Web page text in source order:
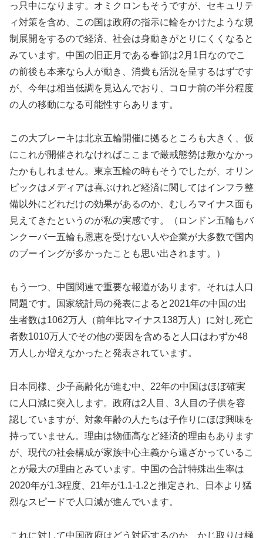
っ只中になります。オミクロンもそうですが、セキュリテ
ィ対策を含め、この国は政府の指示に輪をかけたような規
制展開をするので経済、社会は身動きがとりにくくなると
みています。中国の旧正月である春節は2月1日なのでこ
の前後も本来なら人が動き、消費も活況を呈するはずです
が、今年は相当低調を見込んでおり、コロナ前の半分程度
の人の移動になる可能性すらあります。
この大ブレーキは北京五輪開催に拠るところも大きく、仮
にこれが開催されなければここまで厳戒態勢は敷かなかっ
たかもしれません。東京五輪の時もそうでしたが、オリン
ピックはメディアは喜ぶけれど経済に関してはインフラ整
備以外にどれだけの効果があるのか、むしろマイナス面も
見えてきたというのが私の実感です。（ロンドン五輪もバ
ンクーバー五輪も恩恵を受けない人や企業が大多数で国内
のブーイングが多かったことも思い出されます。）
もう一つ、中国関連で重要な報道があります。それは人口
問題です。国家統計局の発表によると2021年の中国の出
生者数は1062万人（前年比マイナス138万人）に対し死亡
者数1010万人でその他の要因を含めると人口はわずか48
万人しか増えなかったと発表されています。
日本同様、少子高齢化が進む中、22年の中国はほぼ確実
に人口減に突入します。政府は2人目、3人目の子供を容
認していますが、対象年齢の人たちは子作りにほぼ興味を
持っていません。理由は物価高など経済的理由もあります
が、現代の社会構成が家族中心主義から遠ざかっているこ
とが最大の理由とみています。中国の合計特殊出生率は
2020年が1.3程度、21年が1.1-1.2と推定され、日本より猛
烈なスピードで人口減が進んでいます。
これに対して中国政府はどう対応するのか、かじ取りは極